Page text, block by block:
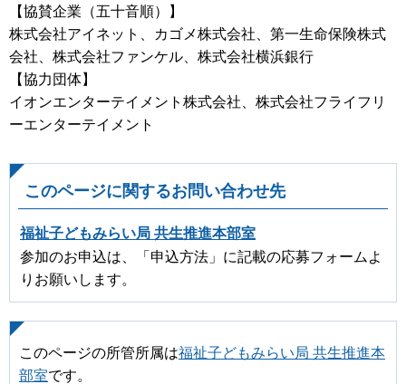
【協賛企業（五十音順）】
株式会社アイネット、カゴメ株式会社、第一生命保険株式
会社、株式会社ファンケル、株式会社横浜銀行
【協力団体】
イオンエンターテイメント株式会社、株式会社フライフリ
ーエンターテイメント
このページに関するお問い合わせ先
福祉子どもみらい局 共生推進本部室
参加のお申込は、「申込方法」に記載の応募フォームよ
りお願いします。
このページの所管所属は福祉子どもみらい局 共生推進本
部室です。